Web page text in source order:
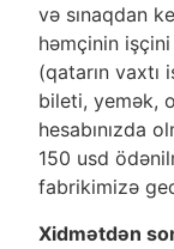
və sınaqdan
həmçinin
(qatarın vaxtı
bileti, yemək,
hesabınızda
150 usd
fabrikimizə
Xidmətdən